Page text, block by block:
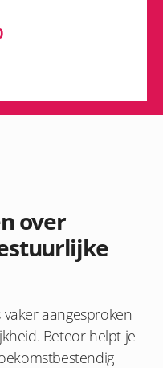
over
aangesproken
Beteor helpt je